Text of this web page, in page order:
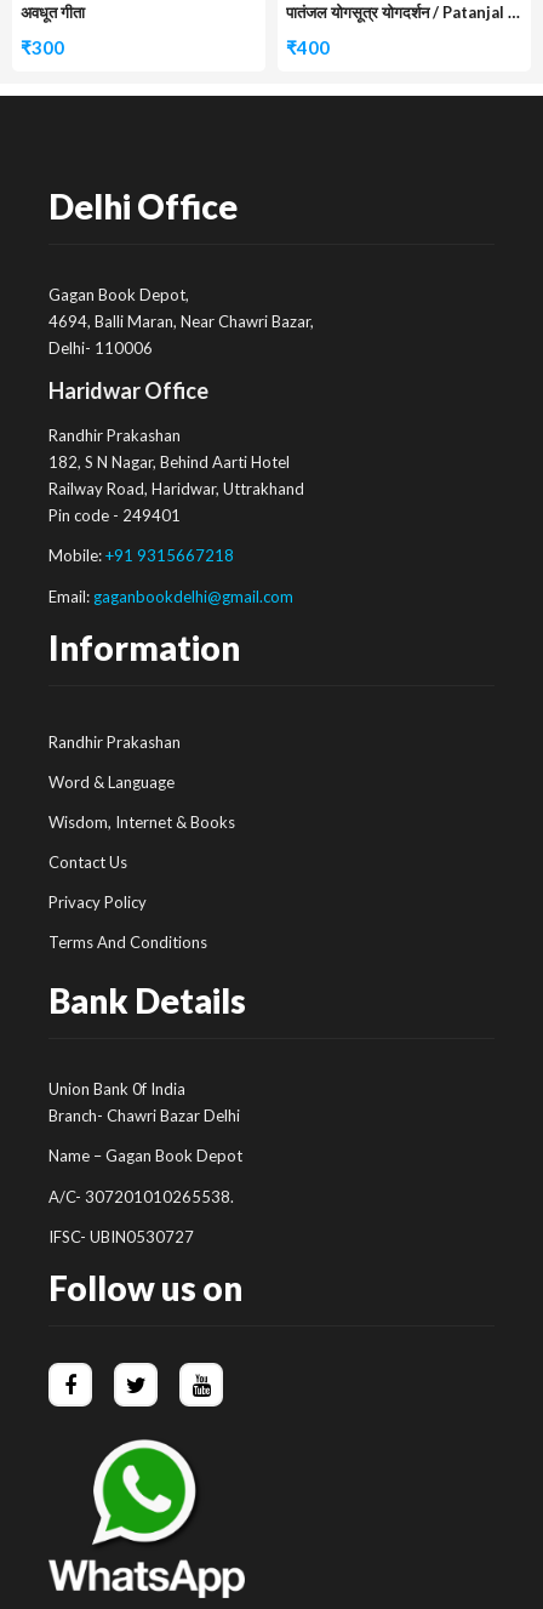
अवधूत गीता
₹300
पातंजल योगसूत्र योगदर्शन / Patanjal Yogsutra Yogdarshan
₹400
Delhi Office
Gagan Book Depot,
4694, Balli Maran, Near Chawri Bazar,
Delhi- 110006
Haridwar Office
Randhir Prakashan
182, S N Nagar, Behind Aarti Hotel
Railway Road, Haridwar, Uttrakhand
Pin code - 249401
Mobile:+91 9315667218
Email: gaganbookdelhi@gmail.com
Information
Randhir Prakashan
Word & Language
Wisdom, Internet & Books
Contact Us
Privacy Policy
Terms And Conditions
Bank Details
Union Bank 0f India
Branch- Chawri Bazar Delhi
Name – Gagan Book Depot
A/C- 307201010265538.
IFSC- UBIN0530727
Follow us on